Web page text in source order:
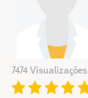
7474 Visualizações